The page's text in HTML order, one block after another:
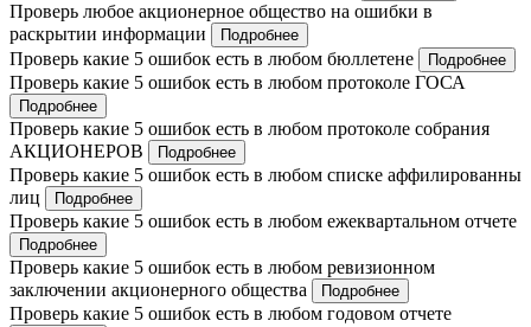
Проверь любое акционерное общество на ошибки в
раскрытии информации
Подробнее
Проверь какие 5 ошибок есть в любом бюллетене Подробнее
Проверь какие 5 ошибок есть в любом протоколе ГОСА
Подробнее
Проверь какие 5 ошибок есть в любом протоколе собрания
АКЦИОНЕРОВ
Подробнее
Проверь какие 5 ошибок есть в любом списке аффилированны
лиц
Подробнее
Проверь какие 5 ошибок есть в любом ежеквартальном отчете
Подробнее
Проверь какие 5 ошибок есть в любом ревизионном
заключении акционерного общества
Подробнее
Проверь какие 5 ошибок есть в любом годовом отчете